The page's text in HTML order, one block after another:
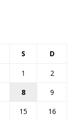
S D
1
2
8
9
15
16